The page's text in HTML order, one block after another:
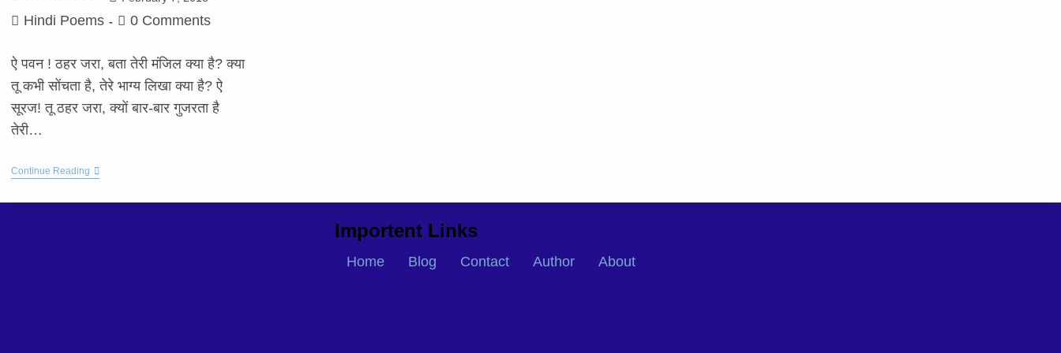
Hindi Poems 0 Comments
ऐ पवन ! ठहर जरा, बता तेरी मंजिल क्या है? क्या
तू कभी सोंचता है, तेरे भाग्य लिखा क्या है? ऐ
सूरज! तू ठहर जरा, क्यों बार-बार गुजरता है
तेरी…
Continue Reading
Importent Links
Home Blog Contact Author About